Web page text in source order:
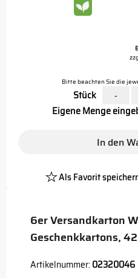
6er Versandkarton
Geschenkkartons,
Artikelnummer:02320046
Bitte beachten Sie die
Stück -
Eigene Menge
In den
Als Favorit